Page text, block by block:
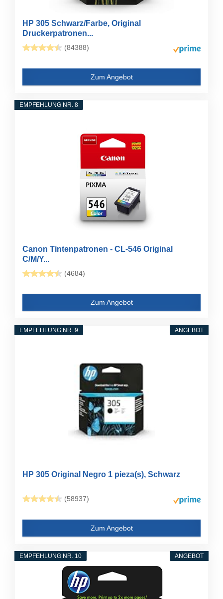
HP 305 Schwarz/Farbe, Original
Druckerpatronen...
(84388)
Zum Angebot
EMPFEHLUNG NR. 8
Canon Tintenpatronen - CL-546 Original
C/M/Y...
(4684)
Zum Angebot
ANGEBOT
EMPFEHLUNG NR. 9
HP 305 Original Negro 1 pieza(s), Schwarz
(58937)
Zum Angebot
ANGEBOT
EMPFEHLUNG NR. 10